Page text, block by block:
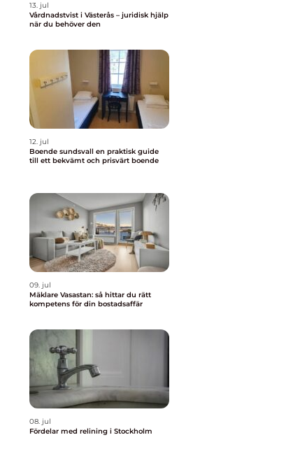
13. jul
Vårdnadstvist i Västerås – juridisk hjälp
när du behöver den
12. jul
Boende sundsvall en praktisk guide
till ett bekvämt och prisvärt boende
09. jul
Mäklare Vasastan: så hittar du rätt
kompetens för din bostadsaffär
08. jul
Fördelar med relining i Stockholm